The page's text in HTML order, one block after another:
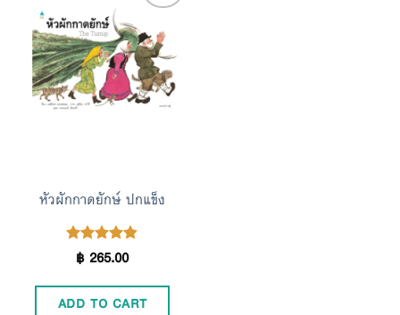
Add to
Wishlist
หัวผักกาดยักษ์ ปกแข็ง
Rated4.80
฿265.00
ADD TO CART